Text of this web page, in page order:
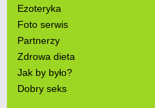
Ezoteryka
Foto serwis
Partnerzy
Zdrowa dieta
Jak by było?
Dobry seks